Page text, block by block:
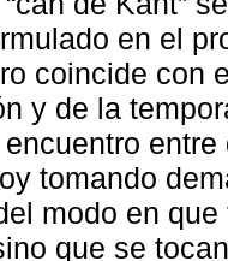
en el
coincide con
y de la
tomando
modo en
que se